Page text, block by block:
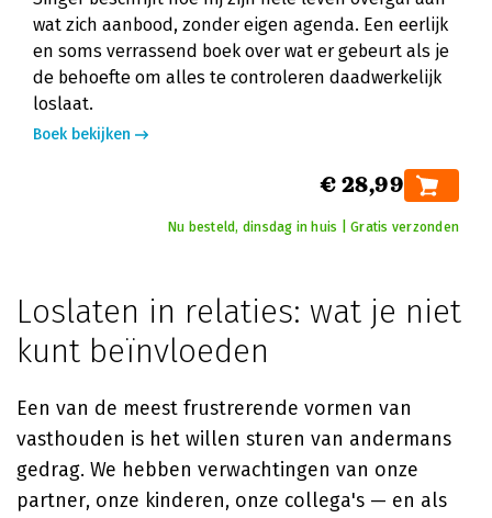
wat zich aanbood, zonder eigen agenda. Een eerlijk
en soms verrassend boek over wat er gebeurt als je
de behoefte om alles te controleren daadwerkelijk
loslaat.
Boek bekijken
€ 28,99
Nu besteld, dinsdag in huis | Gratis verzonden
Loslaten in relaties: wat je niet
kunt beïnvloeden
Een van de meest frustrerende vormen van
vasthouden is het willen sturen van andermans
gedrag. We hebben verwachtingen van onze
partner, onze kinderen, onze collega's — en als